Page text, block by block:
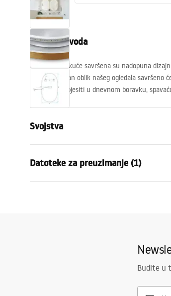
Opis proizvoda
Ogledala kod kuće savršena su nadopuna
Karakterističan oblik našeg ogledala
možete ga objesiti u dnevnom boravku,
Svojstva
Širina
Dubina
Datoteke za preuzimanje (1)
Budite u